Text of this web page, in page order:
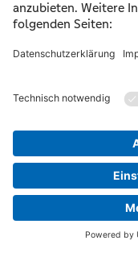
©2026
AGB /
Cookie-